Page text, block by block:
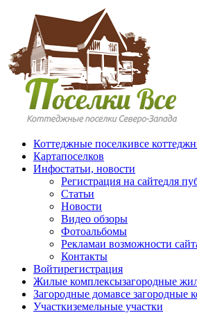
Перейти к основному содержанию
Коттеджные поселкивсе
Картапоселков
Инфостатьи, новости
Регистрация на сайтедля
Статьи
Новости
Видео обзоры
Фотоальбомы
Рекламаи возможности
Контакты
Войтирегистрация
Жилые комплексызагородные
Загородные домавсе загородные
Участкиземельные участки